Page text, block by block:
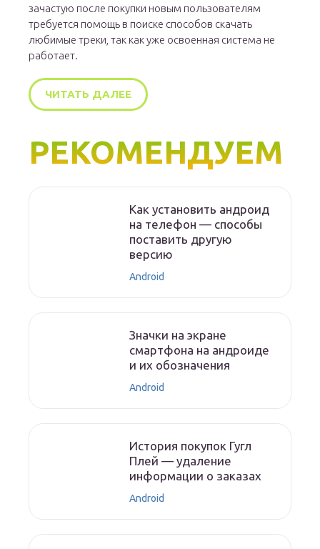
зачастую после покупки новым пользователям
требуется помощь в поиске способов скачать
любимые треки, так как уже освоенная система не
работает.
ЧИТАТЬ ДАЛЕЕ
РЕКОМЕНДУЕМ
Как установить андроид
на телефон — способы
поставить другую
версию
Android
Значки на экране
смартфона на андроиде
и их обозначения
Android
История покупок Гугл
Плей — удаление
информации о заказах
Android